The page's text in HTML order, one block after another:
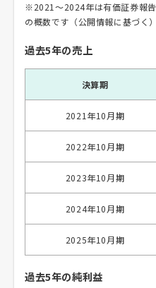
※2021〜2024年は有価証券報
の概数です（公開情報に基づく）
過去5年の売上
決算期
2021年10月期
2022年10月期
2023年10月期
2024年10月期
2025年10月期
過去5年の純利益